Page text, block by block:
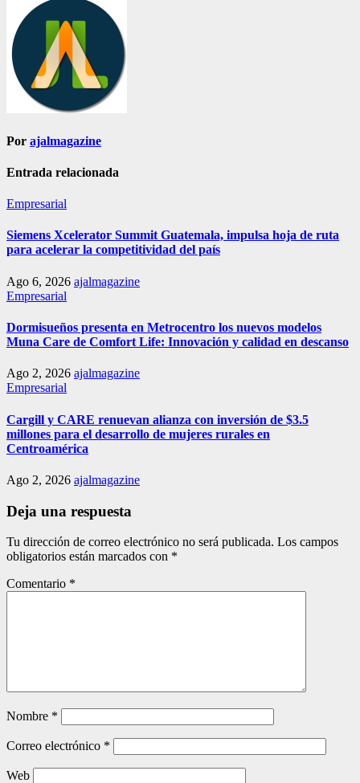
Por ajalmagazine
Entrada relacionada
Empresarial
Siemens Xcelerator Summit Guatemala, impulsa hoja de ruta
para acelerar la competitividad del país
Ago 6, 2026 ajalmagazine
Empresarial
Dormisueños presenta en Metrocentro los nuevos modelos
Muna Care de Comfort Life: Innovación y calidad en descanso
Ago 2, 2026 ajalmagazine
Empresarial
Cargill y CARE renuevan alianza con inversión de $3.5
millones para el desarrollo de mujeres rurales en
Centroamérica
Ago 2, 2026 ajalmagazine
Deja una respuesta
Tu dirección de correo electrónico no será publicada. Los campos
obligatorios están marcados con *
Comentario *
Nombre *
Correo electrónico *
Web